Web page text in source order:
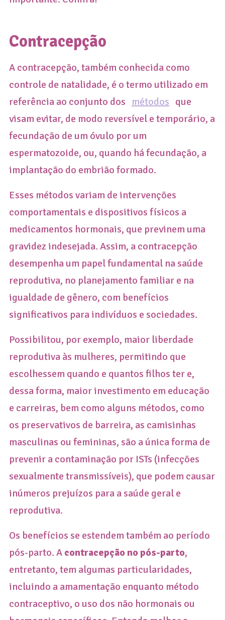
Contracepção
A contracepção, também conhecida como
controle de natalidade, é o termo utilizado em
referência ao conjunto dos métodos que
visam evitar, de modo reversível e temporário, a
fecundação de um óvulo por um
espermatozoide, ou, quando há fecundação, a
implantação do embrião formado.
Esses métodos variam de intervenções
comportamentais e dispositivos físicos a
medicamentos hormonais, que previnem uma
gravidez indesejada. Assim, a contracepção
desempenha um papel fundamental na saúde
reprodutiva, no planejamento familiar e na
igualdade de gênero, com benefícios
significativos para indivíduos e sociedades.
Possibilitou, por exemplo, maior liberdade
reprodutiva às mulheres, permitindo que
escolhessem quando e quantos filhos ter e,
dessa forma, maior investimento em educação
e carreiras, bem como alguns métodos, como
os preservativos de barreira, as camisinhas
masculinas ou femininas, são a única forma de
prevenir a contaminação por ISTs (infecções
sexualmente transmissíveis), que podem causar
inúmeros prejuízos para a saúde geral e
reprodutiva.
Os benefícios se estendem também ao período
pós-parto. A contracepção no pós-parto,
entretanto, tem algumas particularidades,
incluindo a amamentação enquanto método
contraceptivo, o uso dos não hormonais ou